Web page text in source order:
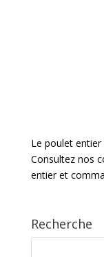
Le poulet
Consultez nos
entier et
Recherche